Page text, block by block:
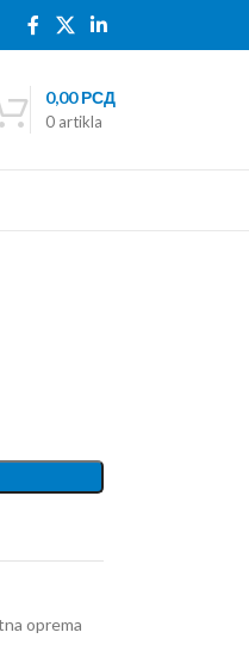
0 artikla
0,00РСД
oprema